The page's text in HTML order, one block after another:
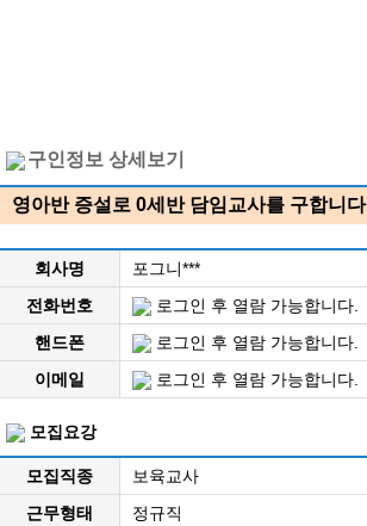
구인정보 상세보기
영아반 증설로 0세반 담임교사를 구합니다
회사명
포그니***
전화번호
로그인 후 열람 가능합니다.
핸드폰
로그인 후 열람 가능합니다.
이메일
로그인 후 열람 가능합니다.
모집요강
모집직종
보육교사
근무형태
정규직